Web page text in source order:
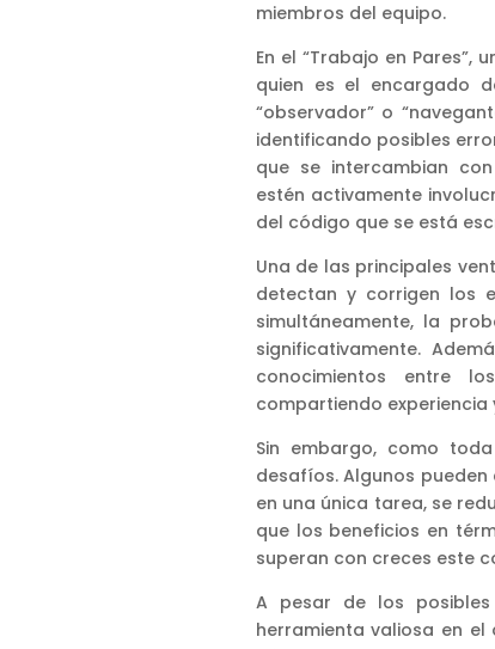
miembros del equipo.
En el “Trabajo en
quien es el encargado
“observador” o
identificando posibles
que se intercambian
estén activamente
del código que se está
Una de las principales
detectan y corrigen los
simultáneamente, la
significativamente.
conocimientos entre
compartiendo
Sin embargo, como
desafíos. Algunos
en una única tarea, se
que los beneficios en
superan con creces este
A pesar de los
herramienta valiosa en